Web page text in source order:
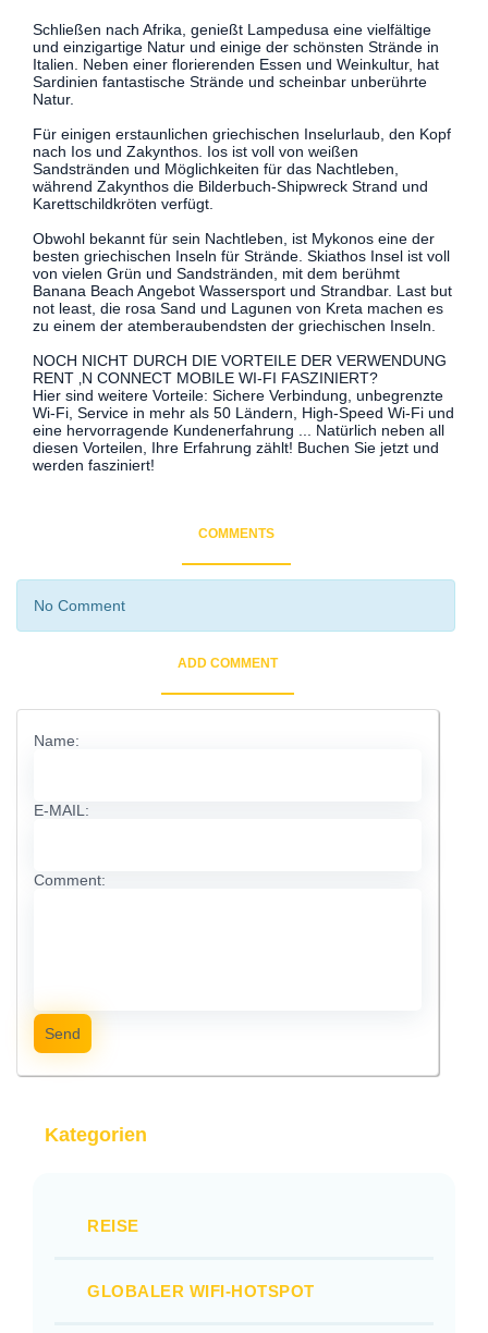
Schließen nach Afrika, genießt Lampedusa eine vielfältige
und einzigartige Natur und einige der schönsten Strände in
Italien. Neben einer florierenden Essen und Weinkultur, hat
Sardinien fantastische Strände und scheinbar unberührte
Natur.
Für einigen erstaunlichen griechischen Inselurlaub, den Kopf
nach Ios und Zakynthos. Ios ist voll von weißen
Sandstränden und Möglichkeiten für das Nachtleben,
während Zakynthos die Bilderbuch-Shipwreck Strand und
Karettschildkröten verfügt.
Obwohl bekannt für sein Nachtleben, ist Mykonos eine der
besten griechischen Inseln für Strände. Skiathos Insel ist voll
von vielen Grün und Sandstränden, mit dem berühmt
Banana Beach Angebot Wassersport und Strandbar. Last but
not least, die rosa Sand und Lagunen von Kreta machen es
zu einem der atemberaubendsten der griechischen Inseln.
NOCH NICHT DURCH DIE VORTEILE DER VERWENDUNG
RENT ‚N CONNECT MOBILE WI-FI FASZINIERT?
Hier sind weitere Vorteile: Sichere Verbindung, unbegrenzte
Wi-Fi, Service in mehr als 50 Ländern, High-Speed ​​Wi-Fi und
eine hervorragende Kundenerfahrung ... Natürlich neben all
diesen Vorteilen, Ihre Erfahrung zählt! Buchen Sie jetzt und
werden fasziniert!
COMMENTS
No Comment
ADD COMMENT
Name:
E-MAIL:
Comment:
Send
Kategorien
REISE
GLOBALER WIFI-HOTSPOT